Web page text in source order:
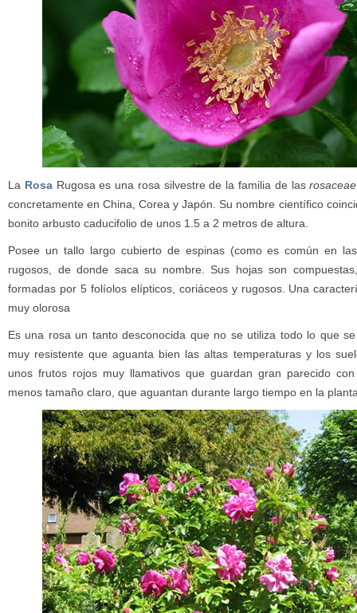
La RosaRugosa es una rosa silvestre de la familia de lasrosaceae
concretamente en China, Corea y Japón. Su nombre científico
bonito arbusto caducifolio de unos 1.5 a 2 metros de altura.
Posee un tallo largo cubierto de espinas (como es común en
rugosos, de donde saca su nombre. Sus hojas son
formadas por 5 folíolos elípticos, coriáceos y rugosos. Una
muy olorosa
Es una rosa un tanto desconocida que no se utiliza todo lo que
muy resistente que aguanta bien las altas temperaturas y los
unos frutos rojos muy llamativos que guardan gran parecido
menos tamaño claro, que aguantan durante largo tiempo en la